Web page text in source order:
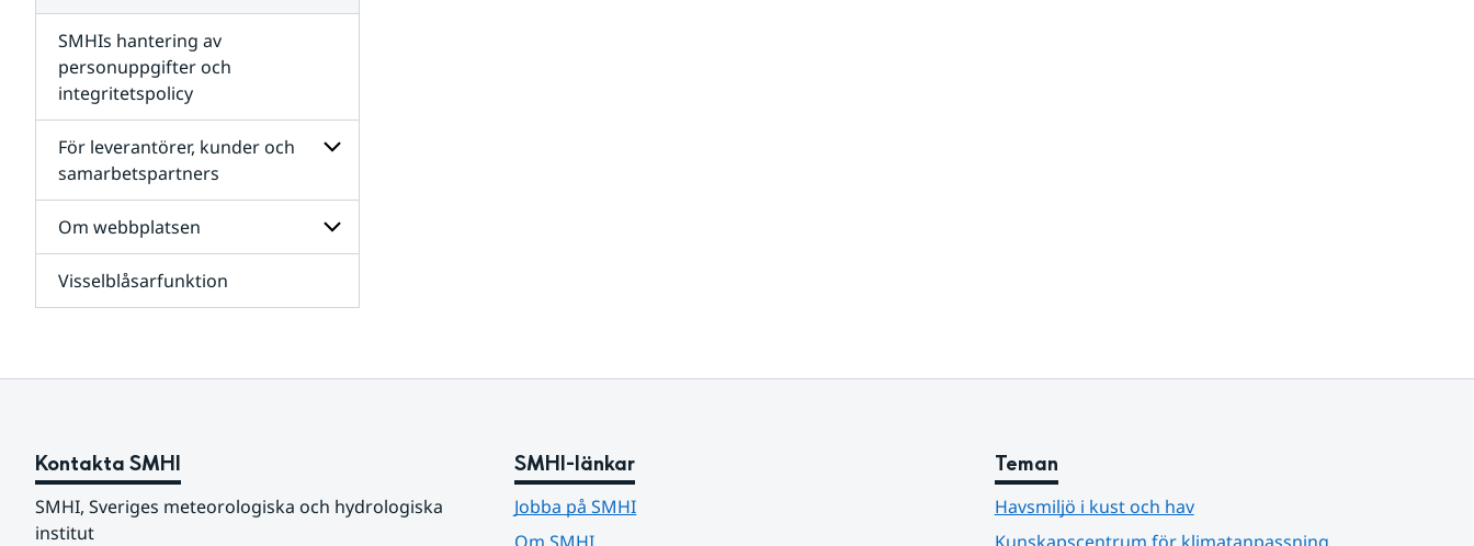
SMHIs hantering av
personuppgifter och
integritetspolicy
För leverantörer, kunder och
samarbetspartners
Undersidor
för
och
Om webbplatsen
för
Visselblåsarfunktion
Kontakta SMHI
SMHI, Sveriges meteorologiska och hydrologiska
institut
SMHI-länkar
Jobba på SMHI
Teman
Havsmiljö i kust och hav